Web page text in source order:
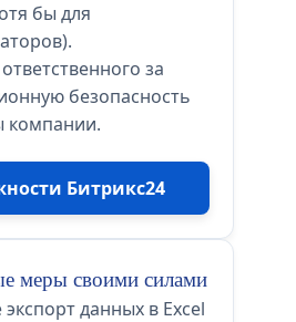
бы для
за
безопасность
компании.
Битрикс24
меры своими силами
данных в Excel